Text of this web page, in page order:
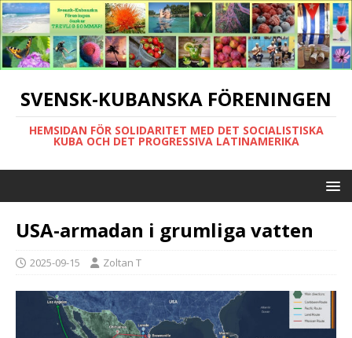
SVENSK-KUBANSKA FÖRENINGEN
HEMSIDAN FÖR SOLIDARITET MED DET SOCIALISTISKA
KUBA OCH DET PROGRESSIVA LATINAMERIKA
USA-armadan i grumliga vatten
2025-09-15 Zoltan T